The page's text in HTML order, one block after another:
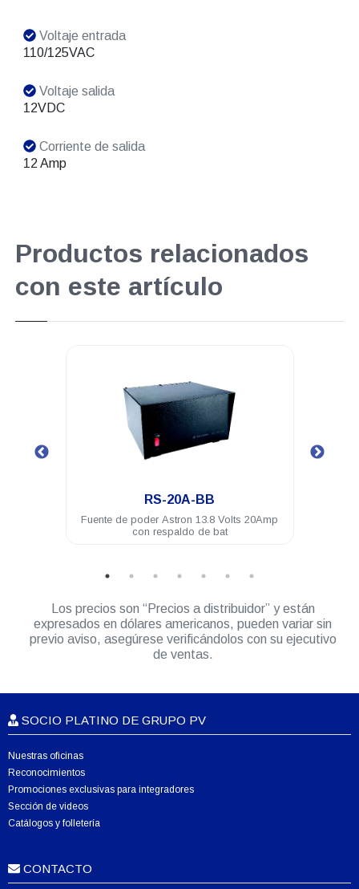
Voltaje entrada
110/125VAC
Voltaje salida
12VDC
Corriente de salida
12 Amp
Productos relacionados
con este artículo
Astron 13.8 Volts 20Amp
Fuente de poder Astron 110VAC
Los precios son “Precios a distribuidor” y están
expresados en dólares americanos, pueden variar sin
previo aviso, asegúrese verificándolos con su ejecutivo
de ventas.
SOCIO PLATINO DE GRUPO PV
Nuestras oficinas
Reconocimientos
Promociones exclusivas para integradores
Sección de videos
Catálogos y folletería
CONTACTO